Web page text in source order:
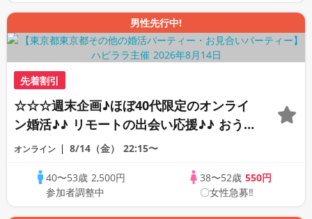
男性先行中!
先着割引
☆☆☆週末企画♪ほぼ40代限定のオンライ
ン婚活♪♪ リモートの出会い応援♪♪ おう
ちで乾杯しませんか♪♪ ☆全国の方が対象
PARTY!!
オンライン 8/14（金） 22:15〜
40〜53歳 2,500円
参加者調整中
38〜52歳 550円
〇女性急募‼